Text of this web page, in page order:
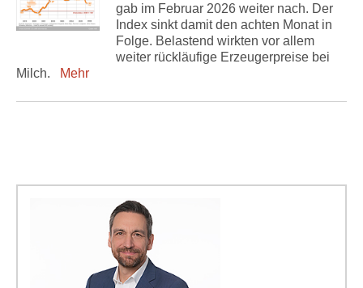
gab im Februar 2026 weiter nach. Der
Index sinkt damit den achten Monat in
Folge. Belastend wirkten vor allem
weiter rückläufige Erzeugerpreise bei
Milch.
Mehr